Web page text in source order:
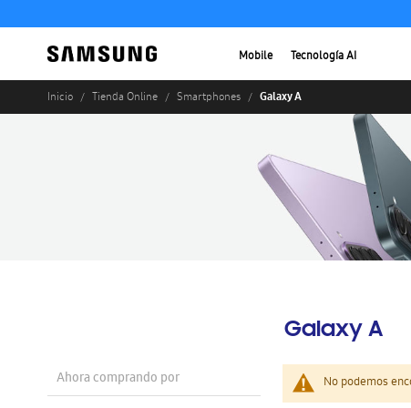
Mobile Tecnología AI
Inicio Tienda Online Smartphones Galaxy A
Galaxy A
No podemos
Ahora comprando por